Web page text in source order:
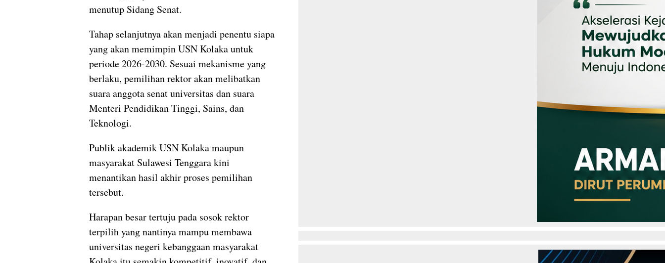
menutup Sidang Senat.
Tahap selanjutnya akan menjadi penentu siapa
yang akan memimpin USN Kolaka untuk
periode 2026-2030. Sesuai mekanisme yang
berlaku, pemilihan rektor akan melibatkan
suara anggota senat universitas dan suara
Menteri Pendidikan Tinggi, Sains, dan
Teknologi.
Publik akademik USN Kolaka maupun
masyarakat Sulawesi Tenggara kini
menantikan hasil akhir proses pemilihan
tersebut.
Harapan besar tertuju pada sosok rektor
terpilih yang nantinya mampu membawa
universitas negeri kebanggaan masyarakat